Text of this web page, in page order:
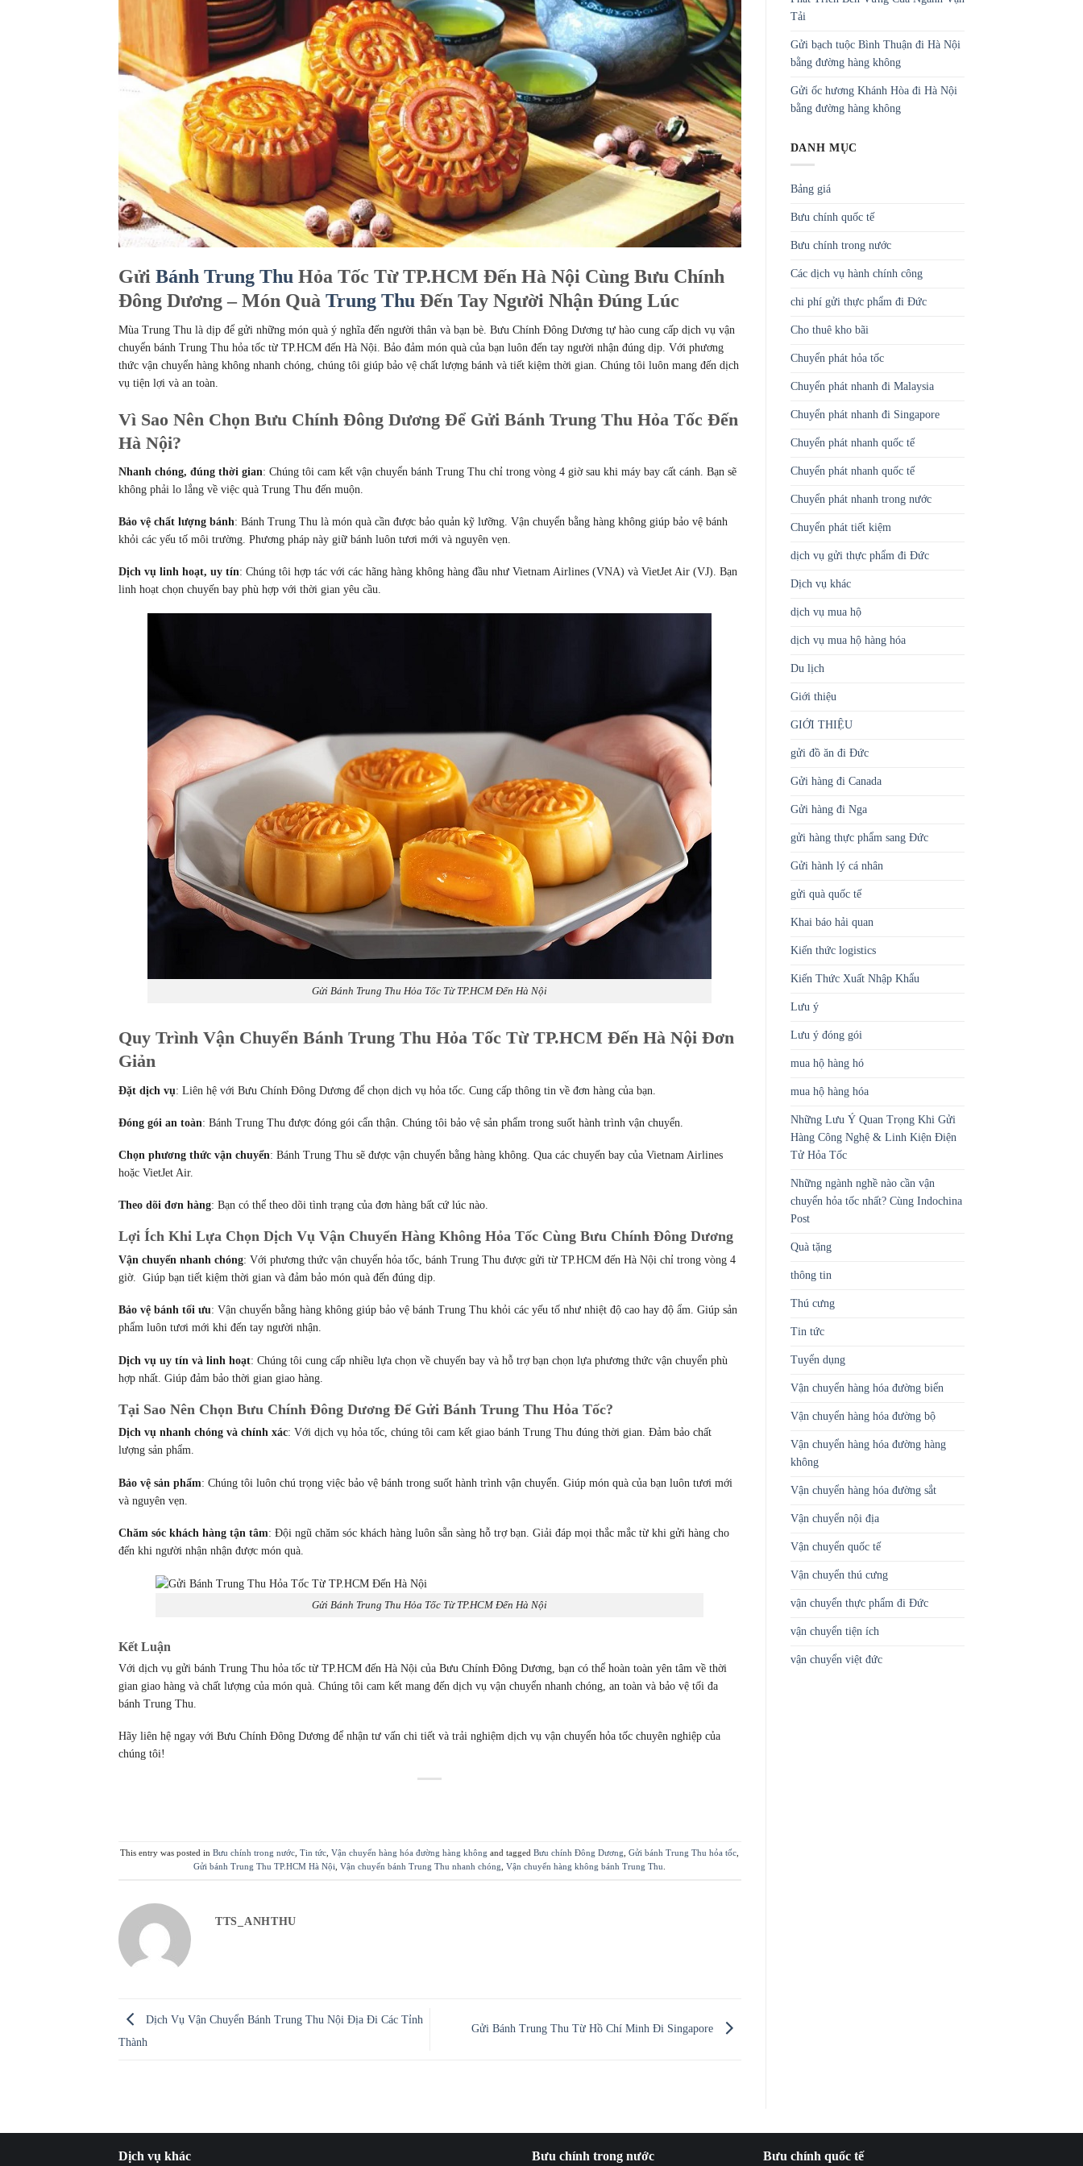
Gửi Bánh Trung Thu Hỏa Tốc Từ TP.HCM Đến Hà Nội Cùng Bưu Chính
Đông Dương – Món Quà Trung Thu Đến Tay Người Nhận Đúng Lúc
Mùa Trung Thu là dịp để gửi những món quà ý nghĩa đến người thân và bạn bè. Bưu Chính Đông Dương tự hào cung cấp dịch vụ vận
chuyển bánh Trung Thu hỏa tốc từ TP.HCM đến Hà Nội. Bảo đảm món quà của bạn luôn đến tay người nhận đúng dịp. Với phương
thức vận chuyển hàng không nhanh chóng, chúng tôi giúp bảo vệ chất lượng bánh và tiết kiệm thời gian. Chúng tôi luôn mang đến dịch
vụ tiện lợi và an toàn.
Vì Sao Nên Chọn Bưu Chính Đông Dương Để Gửi Bánh Trung Thu Hỏa Tốc Đến
Hà Nội?
Nhanh chóng, đúng thời gian: Chúng tôi cam kết vận chuyển bánh Trung Thu chỉ trong vòng 4 giờ sau khi máy bay cất cánh. Bạn sẽ
không phải lo lắng về việc quà Trung Thu đến muộn.
Bảo vệ chất lượng bánh: Bánh Trung Thu là món quà cần được bảo quản kỹ lưỡng. Vận chuyển bằng hàng không giúp bảo vệ bánh
khỏi các yếu tố môi trường. Phương pháp này giữ bánh luôn tươi mới và nguyên vẹn.
Dịch vụ linh hoạt, uy tín: Chúng tôi hợp tác với các hãng hàng không hàng đầu như Vietnam Airlines (VNA) và VietJet Air (VJ). Bạn
linh hoạt chọn chuyến bay phù hợp với thời gian yêu cầu.
Gửi Bánh Trung Thu Hỏa Tốc Từ TP.HCM Đến Hà Nội
Quy Trình Vận Chuyển Bánh Trung Thu Hỏa Tốc Từ TP.HCM Đến Hà Nội Đơn
Giản
Đặt dịch vụ: Liên hệ với Bưu Chính Đông Dương để chọn dịch vụ hỏa tốc. Cung cấp thông tin về đơn hàng của bạn.
Đóng gói an toàn: Bánh Trung Thu được đóng gói cẩn thận. Chúng tôi bảo vệ sản phẩm trong suốt hành trình vận chuyển.
Chọn phương thức vận chuyển: Bánh Trung Thu sẽ được vận chuyển bằng hàng không. Qua các chuyến bay của Vietnam Airlines
hoặc VietJet Air.
Theo dõi đơn hàng: Bạn có thể theo dõi tình trạng của đơn hàng bất cứ lúc nào.
Lợi Ích Khi Lựa Chọn Dịch Vụ Vận Chuyển Hàng Không Hỏa Tốc Cùng Bưu Chính Đông Dương
Vận chuyển nhanh chóng: Với phương thức vận chuyển hỏa tốc, bánh Trung Thu được gửi từ TP.HCM đến Hà Nội chỉ trong vòng 4
giờ. Giúp bạn tiết kiệm thời gian và đảm bảo món quà đến đúng dịp.
Bảo vệ bánh tối ưu: Vận chuyển bằng hàng không giúp bảo vệ bánh Trung Thu khỏi các yếu tố như nhiệt độ cao hay độ ẩm. Giúp sản
phẩm luôn tươi mới khi đến tay người nhận.
Dịch vụ uy tín và linh hoạt: Chúng tôi cung cấp nhiều lựa chọn về chuyến bay và hỗ trợ bạn chọn lựa phương thức vận chuyển phù
hợp nhất. Giúp đảm bảo thời gian giao hàng.
Tại Sao Nên Chọn Bưu Chính Đông Dương Để Gửi Bánh Trung Thu Hỏa Tốc?
Dịch vụ nhanh chóng và chính xác: Với dịch vụ hỏa tốc, chúng tôi cam kết giao bánh Trung Thu đúng thời gian. Đảm bảo chất
lượng sản phẩm.
Bảo vệ sản phẩm: Chúng tôi luôn chú trọng việc bảo vệ bánh trong suốt hành trình vận chuyển. Giúp món quà của bạn luôn tươi mới
và nguyên vẹn.
Chăm sóc khách hàng tận tâm: Đội ngũ chăm sóc khách hàng luôn sẵn sàng hỗ trợ bạn. Giải đáp mọi thắc mắc từ khi gửi hàng cho
đến khi người nhận nhận được món quà.
Gửi Bánh Trung Thu Hỏa Tốc Từ TP.HCM Đến Hà Nội
Kết Luận
Với dịch vụ gửi bánh Trung Thu hỏa tốc từ TP.HCM đến Hà Nội của Bưu Chính Đông Dương, bạn có thể hoàn toàn yên tâm về thời
gian giao hàng và chất lượng của món quà. Chúng tôi cam kết mang đến dịch vụ vận chuyển nhanh chóng, an toàn và bảo vệ tối đa
bánh Trung Thu.
Hãy liên hệ ngay với Bưu Chính Đông Dương để nhận tư vấn chi tiết và trải nghiệm dịch vụ vận chuyển hỏa tốc chuyên nghiệp của
chúng tôi!
This entry was posted inBưu chính trong nước ,Tin tức ,Vận chuyển hàng hóa đường hàng không and taggedBưu chính Đông Dương ,Gửi bánh Trung Thu hỏa tốc
Gửi bánh Trung Thu TP.HCM Hà Nội ,Vận chuyển bánh Trung Thu nhanh chóng ,Vận chuyển hàng không bánh Trung Thu
TTS_ANHTHU
Dịch Vụ Vận Chuyển Bánh Trung Thu Nội Địa Đi Các Tỉnh
Thành
Gửi Bánh Trung Thu Từ Hồ Chí Minh Đi Singapore
Tải
Gửi bạch tuộc Bình Thuận đi Hà Nội
bằng đường hàng không
Gửi ốc hương Khánh Hòa đi Hà Nội
bằng đường hàng không
DANH MỤC
Bảng giá
Bưu chính quốc tế
Bưu chính trong nước
Các dịch vụ hành chính công
chi phí gửi thực phẩm đi Đức
Cho thuê kho bãi
Chuyển phát hỏa tốc
Chuyển phát nhanh đi Malaysia
Chuyển phát nhanh đi Singapore
Chuyển phát nhanh quốc tế
Chuyển phát nhanh quốc tế
Chuyển phát nhanh trong nước
Chuyển phát tiết kiệm
dịch vụ gửi thực phẩm đi Đức
Dịch vụ khác
dịch vụ mua hộ
dịch vụ mua hộ hàng hóa
Du lịch
Giới thiệu
GIỚI THIỆU
gửi đồ ăn đi Đức
Gửi hàng đi Canada
Gửi hàng đi Nga
gửi hàng thực phẩm sang Đức
Gửi hành lý cá nhân
gửi quà quốc tế
Khai báo hải quan
Kiến thức logistics
Kiến Thức Xuất Nhập Khẩu
Lưu ý
Lưu ý đóng gói
mua hộ hàng hó
mua hộ hàng hóa
Những Lưu Ý Quan Trọng Khi Gửi
Hàng Công Nghệ & Linh Kiện Điện
Tử Hỏa Tốc
Những ngành nghề nào cần vận
chuyển hỏa tốc nhất? Cùng Indochina
Post
Quà tặng
thông tin
Thú cưng
Tin tức
Tuyển dụng
Vận chuyển hàng hóa đường biển
Vận chuyển hàng hóa đường bộ
Vận chuyển hàng hóa đường hàng
không
Vận chuyển hàng hóa đường sắt
Vận chuyển nội địa
Vận chuyển quốc tế
Vận chuyển thú cưng
vận chuyển thực phẩm đi Đức
vận chuyển tiện ích
vận chuyển việt đức
Dịch vụ khác Bưu chính trong nước Bưu chính quốc tế